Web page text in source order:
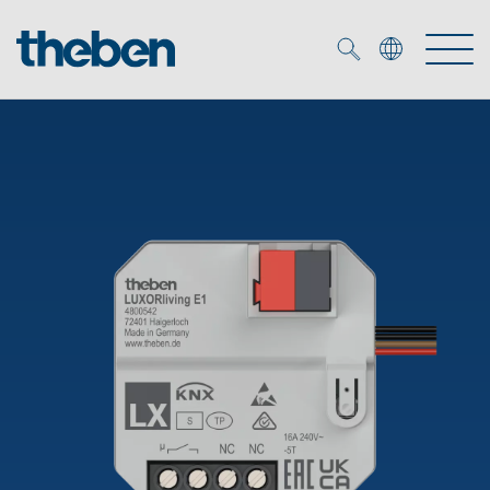
Smart Home
Détecteurs de présence et de mouvement
Spots LED
Solutions OEM
Experts OEM
Contrôle du temps et de la lumière
Commande d'éclairage DALI-2
Médiathèque